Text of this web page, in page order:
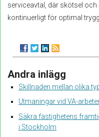
serviceavtal, där skötsel
kontinuerligt för optimal
Andra inlägg
Skillnaden mellan olika
Utmaningar vid VA-
Säkra fastighetens
i Stockholm